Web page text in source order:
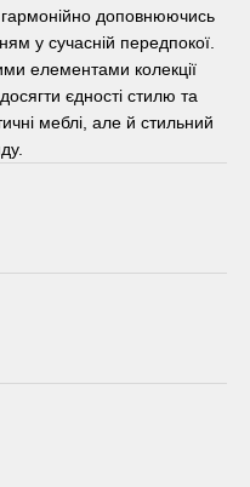
гармонійно доповнюючись
у сучасній передпокої.
елементами колекції
єдності стилю та
меблі, але й стильний